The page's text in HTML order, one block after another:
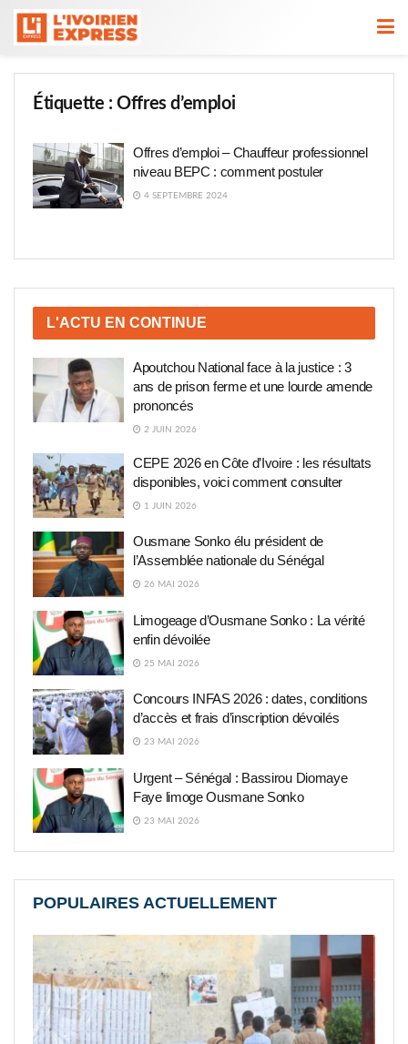
Étiquette :Offres d’emploi
Offres d’emploi – Chauffeur professionnel
niveau BEPC : comment postuler
4 SEPTEMBRE 2024
L'ACTU EN CONTINUE
Apoutchou National face à la justice : 3
ans de prison ferme et une lourde amende
prononcés
2 JUIN 2026
CEPE 2026 en Côte d’Ivoire : les résultats
disponibles, voici comment consulter
1 JUIN 2026
Ousmane Sonko élu président de
l’Assemblée nationale du Sénégal
26 MAI 2026
Limogeage d’Ousmane Sonko : La vérité
enfin dévoilée
25 MAI 2026
Concours INFAS 2026 : dates, conditions
d’accès et frais d’inscription dévoilés
23 MAI 2026
Urgent – Sénégal : Bassirou Diomaye
Faye limoge Ousmane Sonko
23 MAI 2026
POPULAIRES ACTUELLEMENT